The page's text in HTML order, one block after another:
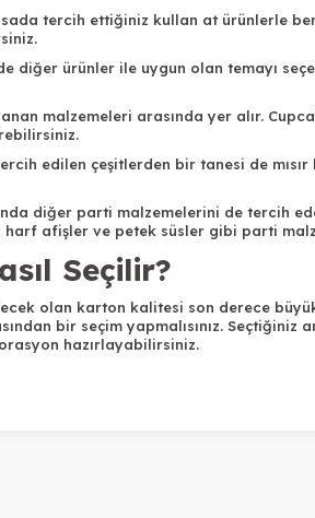
tercih ettiğiniz kullan at ürünlerle
diğer ürünler ile uygun olan temayı
malzemeleri arasında yer alır.
edilen çeşitlerden bir tanesi de mısır
diğer parti malzemelerini de tercih
afişler ve petek süsler gibi parti
Seçilir?
olan karton kalitesi son derece
bir seçim yapmalısınız.
hazırlayabilirsiniz.